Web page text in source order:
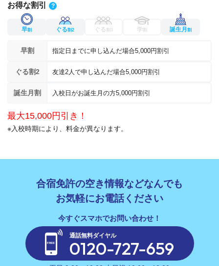
お得な割引 ?
早割 ぐる割2 ぐる 割3 学 誕生月割
早割 指定日までに申し込んだ場合5,000円割引
ぐる割2 友達2人で申し込んだ場合5,000円割引
誕生月割 入校日がお誕生月の方5,000円割引
最大15,000円引き！
※入校時期により、料金が異なります。
合宿免許の空き情報などなんでも
お気軽にお電話ください
通話無料ダイヤル
0120-727-659